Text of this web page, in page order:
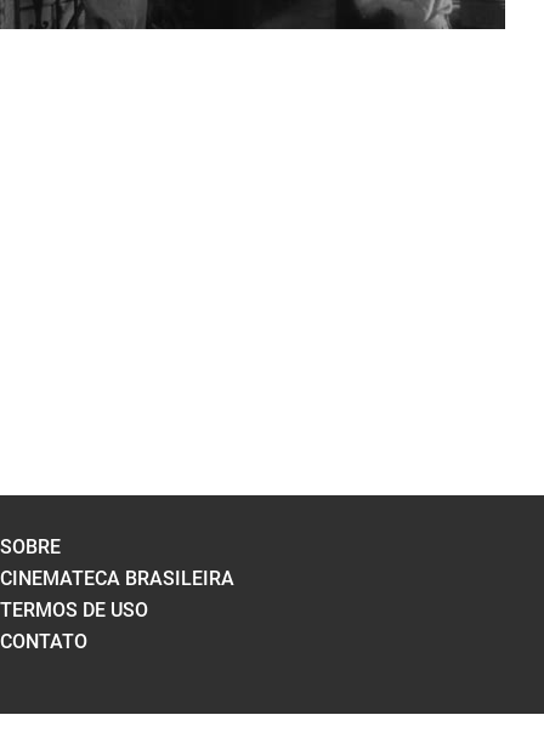
SOBRE
CINEMATECA BRASILEIRA
TERMOS DE USO
CONTATO